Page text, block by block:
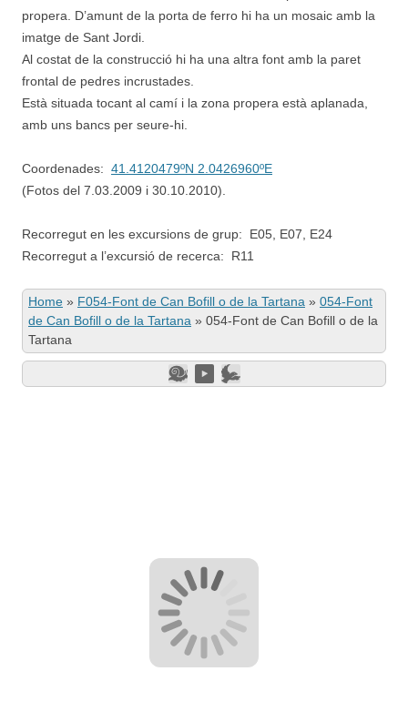
propera. D’amunt de la porta de ferro hi ha un mosaic amb la
imatge de Sant Jordi.
Al costat de la construcció hi ha una altra font amb la paret
frontal de pedres incrustades.
Està situada tocant al camí i la zona propera està aplanada,
amb uns bancs per seure-hi.
Coordenades: 41.4120479ºN 2.0426960ºE
(Fotos del 7.03.2009 i 30.10.2010).
Recorregut en les excursions de grup: E05, E07, E24
Recorregut a l’excursió de recerca: R11
Home » F054-Font de Can Bofill o de la Tartana » 054-Font
de Can Bofill o de la Tartana » 054-Font de Can Bofill o de la
Tartana